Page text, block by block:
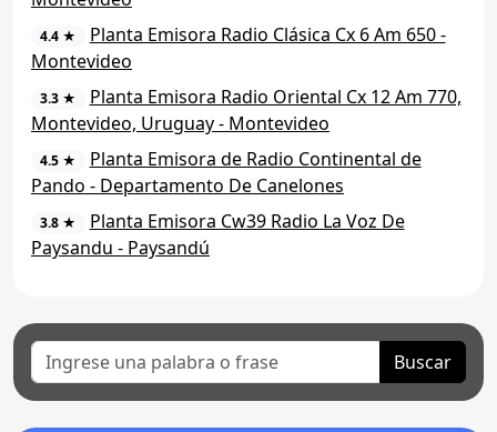
4.4 ★
Planta Emisora Radio Clásica Cx 6 Am 650 -
Montevideo
3.3 ★
Planta Emisora Radio Oriental Cx 12 Am 770,
Montevideo, Uruguay - Montevideo
4.5 ★
Planta Emisora de Radio Continental de
Pando - Departamento De Canelones
3.8 ★
Planta Emisora Cw39 Radio La Voz De
Paysandu - Paysandú
Buscar